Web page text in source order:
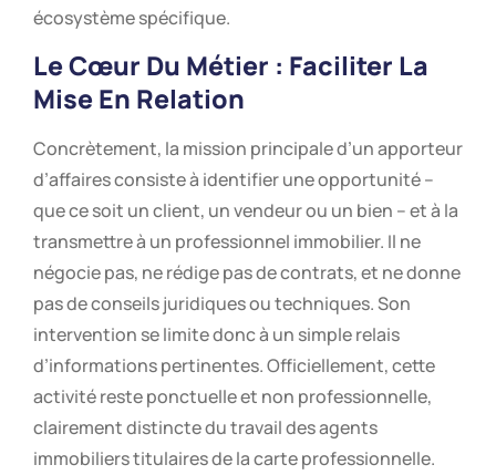
écosystème spécifique.
Le Cœur Du Métier : Faciliter La
Mise En Relation
Concrètement, la mission principale d’un apporteur
d’affaires consiste à identifier une opportunité –
que ce soit un client, un vendeur ou un bien – et à la
transmettre à un professionnel immobilier. Il ne
négocie pas, ne rédige pas de contrats, et ne donne
pas de conseils juridiques ou techniques. Son
intervention se limite donc à un simple relais
d’informations pertinentes. Officiellement, cette
activité reste ponctuelle et non professionnelle,
clairement distincte du travail des agents
immobiliers titulaires de la carte professionnelle.